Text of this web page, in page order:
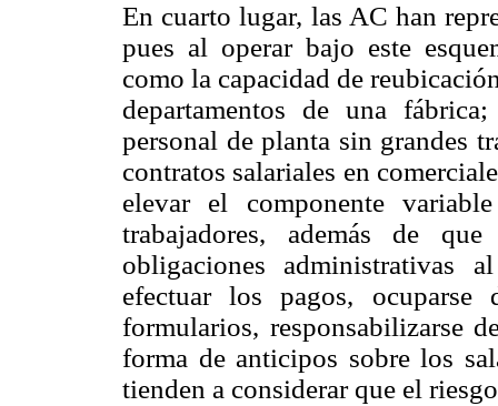
En cuarto lugar, las AC han
pues al operar bajo este
como la capacidad de
departamentos de una
personal de planta sin grandes
contratos salariales en
elevar el componente
trabajadores, además de
obligaciones administrativas
efectuar los pagos,
formularios, responsabilizarse
forma de anticipos sobre los
tienden a considerar que el